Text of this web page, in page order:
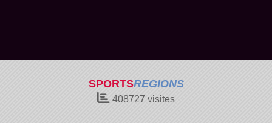
SPORTSREGIONS
408727 visites